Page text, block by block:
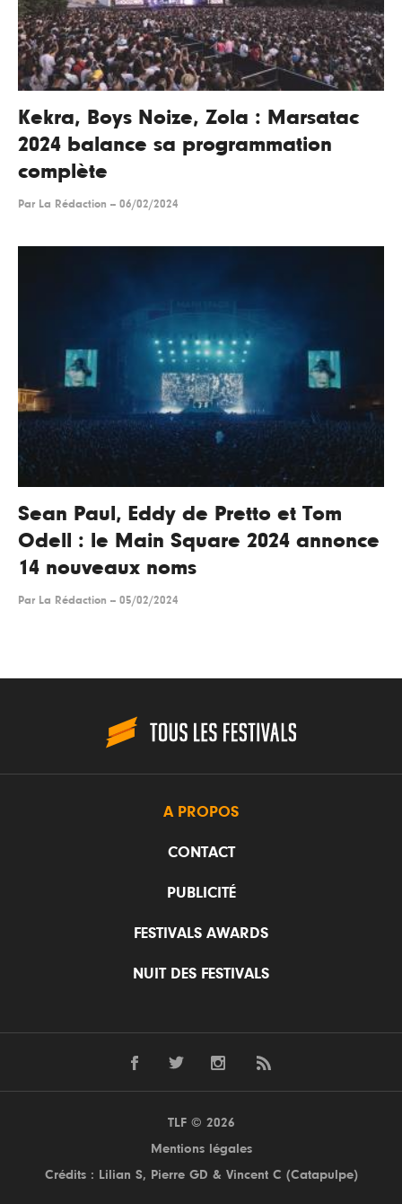
Kekra, Boys Noize, Zola : Marsatac
2024 balance sa programmation
complète
Par La Rédaction -- 06/02/2024
Sean Paul, Eddy de Pretto et Tom
Odell : le Main Square 2024 annonce
14 nouveaux noms
Par La Rédaction -- 05/02/2024
A PROPOS
CONTACT
PUBLICITÉ
FESTIVALS AWARDS
NUIT DES FESTIVALS
TLF © 2026
Mentions légales
Crédits : Lilian S, Pierre GD & Vincent C (Catapulpe)